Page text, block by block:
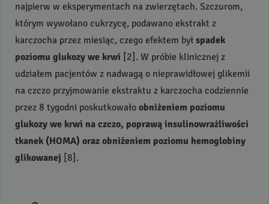
najpierw w eksperymentach na zwierzętach. Szczurom,
którym wywołano cukrzycę, podawano ekstrakt z
karczocha przez miesiąc, czego efektem był spadek
poziomu glukozy we krwi [2]. W próbie klinicznej z
udziałem pacjentów z nadwagą o nieprawidłowej glikemii
na czczo przyjmowanie ekstraktu z karczocha codziennie
przez 8 tygodni poskutkowało obniżeniem poziomu
glukozy we krwi na czczo, poprawą insulinowrażliwości
tkanek (HOMA) oraz obniżeniem poziomu hemoglobiny
glikowanej [8].